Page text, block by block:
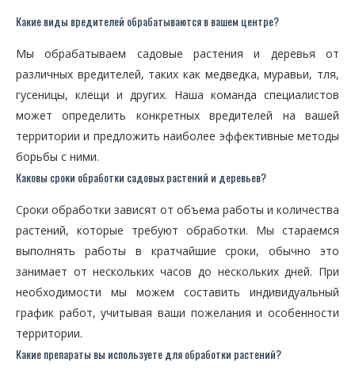
Какие виды вредителей обрабатываются в вашем центре?
Мы обрабатываем садовые растения и деревья от
различных вредителей, таких как медведка, муравьи, тля,
гусеницы, клещи и других. Наша команда специалистов
может определить конкретных вредителей на вашей
территории и предложить наиболее эффективные методы
борьбы с ними.
Каковы сроки обработки садовых растений и деревьев?
Сроки обработки зависят от объема работы и количества
растений, которые требуют обработки. Мы стараемся
выполнять работы в кратчайшие сроки, обычно это
занимает от нескольких часов до нескольких дней. При
необходимости мы можем составить индивидуальный
график работ, учитывая ваши пожелания и особенности
территории.
Какие препараты вы используете для обработки растений?